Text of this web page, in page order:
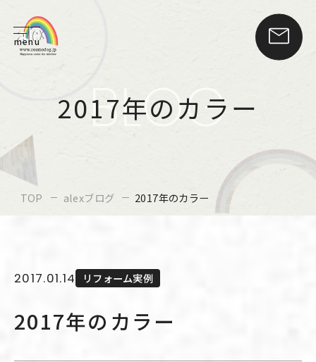
menu
BLOG
2017年のカラー
TOP alexブログ 2017年のカラー
2017.01.14 リフォーム実例
2017年のカラー